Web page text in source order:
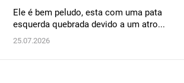
Ele é bem peludo, esta com uma pata
esquerda quebrada devido a um atro...
25.07.2026